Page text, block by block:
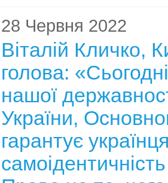
28 Червня 2022
Віталій Кличко,
голова:
нашої
України,
гарантує